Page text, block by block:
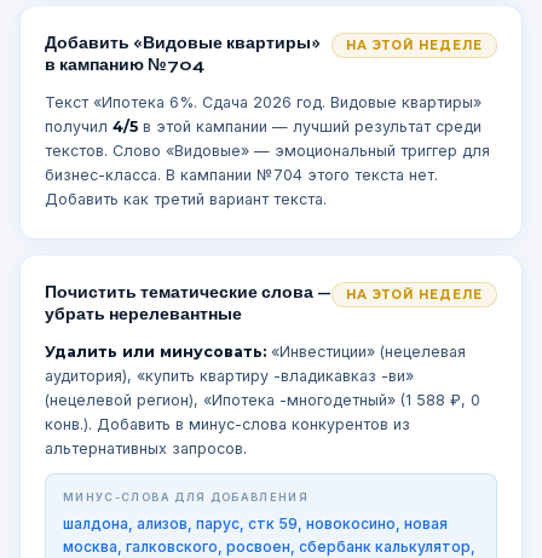
Добавить «Видовые квартиры»
в кампанию №704
НА ЭТОЙ НЕДЕЛЕ
Текст «Ипотека 6%. Сдача 2026 год. Видовые квартиры»
получил 4/5 в этой кампании — лучший результат среди
текстов. Слово «Видовые» — эмоциональный триггер для
бизнес-класса. В кампании №704 этого текста нет.
Добавить как третий вариант текста.
Почистить тематические слова —
убрать нерелевантные
НА ЭТОЙ НЕДЕЛЕ
Удалить или минусовать: «Инвестиции» (нецелевая
аудитория), «купить квартиру -владикавказ -ви»
(нецелевой регион), «Ипотека -многодетный» (1 588 ₽, 0
конв.). Добавить в минус-слова конкурентов из
альтернативных запросов.
МИНУС-СЛОВА ДЛЯ ДОБАВЛЕНИЯ
шалдона, ализов, парус, стк 59, новокосино, новая
москва, галковского, росвоен, сбербанк калькулятор,